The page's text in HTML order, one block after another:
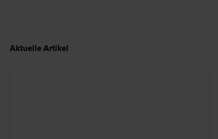
Aktuelle Artikel